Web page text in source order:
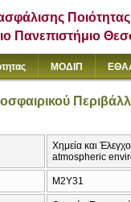
Ποιότητας
Πανεπιστήμιο
ΜΟΔΙΠ
Χημεία και
atmospheric
Μ2Υ31